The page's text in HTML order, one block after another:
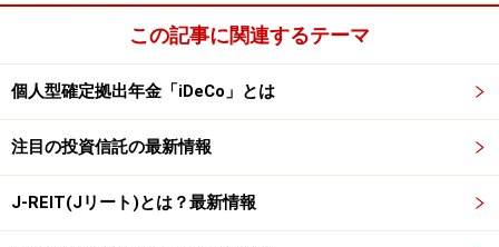
この記事に関連するテーマ
個人型確定拠出年金「iDeCo」とは
注目の投資信託の最新情報
J-REIT(Jリート)とは？最新情報